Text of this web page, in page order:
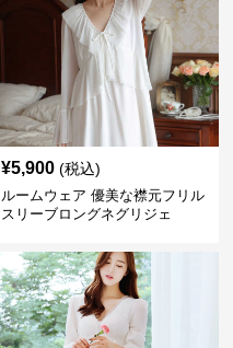
¥5,900 (税込)
ルームウェア 優美な襟元フリル
スリーブロングネグリジェ